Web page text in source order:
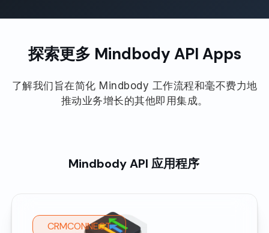
探索更多 Mindbody API Apps
了解我们旨在简化 Mindbody 工作流程和毫不费力地
推动业务增长的其他即用集成。
Mindbody API 应用程序
CRMCONNECT